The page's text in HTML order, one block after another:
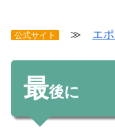
公式サイト ≫ エ
最後に